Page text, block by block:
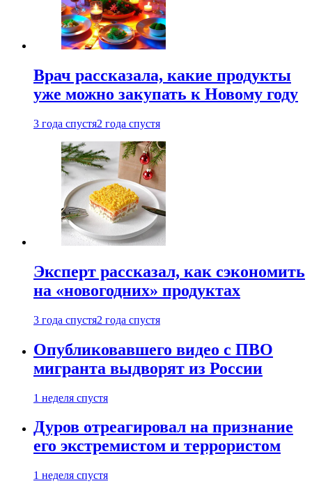
Врач рассказала, какие продукты
уже можно закупать к Новому году
3 года спустя2 года спустя
Эксперт рассказал, как сэкономить
на «новогодних» продуктах
3 года спустя2 года спустя
Опубликовавшего видео с ПВО
мигранта выдворят из России
1 неделя спустя
Дуров отреагировал на признание
его экстремистом и террористом
1 неделя спустя